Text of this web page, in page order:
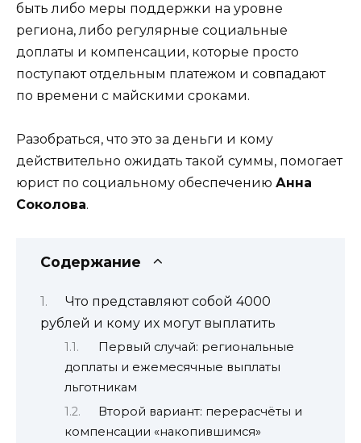
быть либо меры поддержки на уровне
региона, либо регулярные социальные
доплаты и компенсации, которые просто
поступают отдельным платежом и совпадают
по времени с майскими сроками.
Разобраться, что это за деньги и кому
действительно ожидать такой суммы, помогает
юрист по социальному обеспечению Анна
Соколова.
Содержание
Что представляют собой 4000
рублей и кому их могут выплатить
Первый случай: региональные
доплаты и ежемесячные выплаты
льготникам
Второй вариант: перерасчёты и
компенсации «накопившимся»